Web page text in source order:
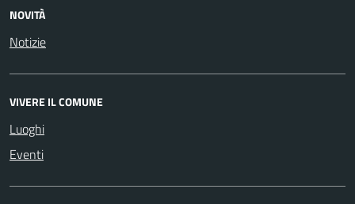
NOVITÀ
Notizie
VIVERE IL COMUNE
Luoghi
Eventi